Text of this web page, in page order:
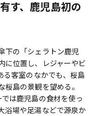
す、鹿児島初の
下の「シェラトン鹿児
に位置し、レジャーやビ
る客室のなかでも、桜島
島の景観を望める。
は鹿児島の食材を使っ
浴場や足湯などで源泉か